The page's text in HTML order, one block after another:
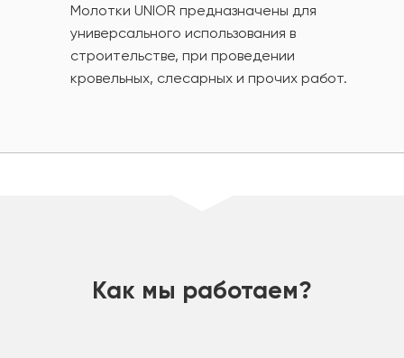
Молотки UNIOR предназначены для
универсального использования в
строительстве, при проведении
кровельных, слесарных и прочих работ.
Как мы работаем?